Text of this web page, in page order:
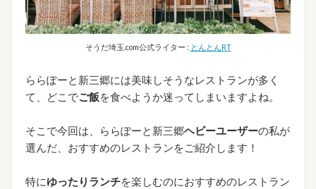
そうだ埼玉.com公式ライター : とんとんRT
ららぽーと新三郷には美味しそうなレストランが多く
て、どこでご飯を食べようか迷ってしまいますよね。
そこで今回は、ららぽーと新三郷ヘビーユーザーの私が
選んだ、おすすめのレストランをご紹介します！
特にゆったりランチを楽しむのにおすすめのレストラン